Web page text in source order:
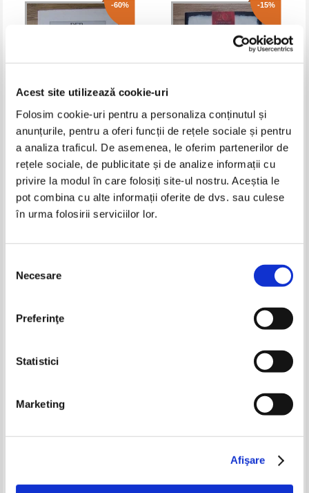
Acest site utilizează cookie-uri
Folosim cookie-uri pentru a personaliza conținutul și
anunțurile, pentru a oferi funcții de rețele sociale și pentru
a analiza traficul. De asemenea, le oferim partenerilor de
rețele sociale, de publicitate și de analize informații cu
privire la modul în care folosiți site-ul nostru. Aceștia le
pot combina cu alte informații oferite de dvs. sau culese
în urma folosirii serviciilor lor.
consimțământului
Necesare
Preferinţe
Statistici
Marketing
Afişare
-60%
Der Koran. Das heilige buch des
Islam
Pret: 45,00Lei 18,00 Lei
Adaugă în coș
-15%
Sogyal Rinpoche - The tibetan
book of living and dying. A
spiritual classic from one of the
foremost interpreters of tibetan
buddhism to the west
Pret:70,00Lei 59,50 Lei
Adaugă în coș
Pret:
tournantes de Jersey (1923)
Lei